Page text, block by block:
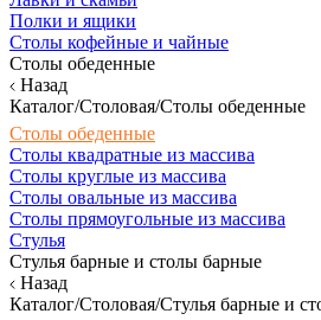
Полки и ящики
Столы кофейные и чайные
Столы обеденные
Назад
Каталог/Столовая/Столы обеденные
Столы обеденные
Столы квадратные из массива
Столы круглые из массива
Столы овальные из массива
Столы прямоугольные из массива
Стулья
Стулья барные и столы барные
Назад
Каталог/Столовая/Стулья барные и